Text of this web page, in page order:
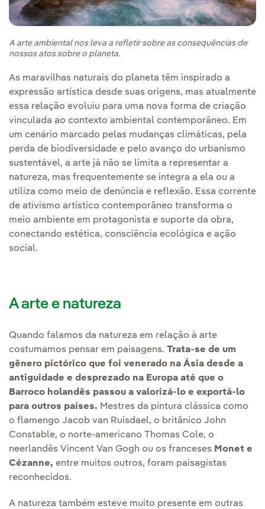
A arte ambiental nos leva a refletir sobre as consequências de
nossos atos sobre o planeta.
As maravilhas naturais do planeta têm inspirado a
expressão artística desde suas origens, mas atualmente
essa relação evoluiu para uma nova forma de criação
vinculada ao contexto ambiental contemporâneo. Em
um cenário marcado pelas mudanças climáticas, pela
perda de biodiversidade e pelo avanço do urbanismo
sustentável, a arte já não se limita a representar a
natureza, mas frequentemente se integra a ela ou a
utiliza como meio de denúncia e reflexão. Essa corrente
de ativismo artístico contemporâneo transforma o
meio ambiente em protagonista e suporte da obra,
conectando estética, consciência ecológica e ação
social.
A arte e natureza
Quando falamos da natureza em relação à arte
costumamos pensar em paisagens. Trata-se de um
gênero pictórico que foi venerado na Ásia desde a
antiguidade e desprezado na Europa até que o
Barroco holandês passou a valorizá-lo e exportá-lo
para outros países. Mestres da pintura clássica como
o flamengo Jacob van Ruisdael, o britânico John
Constable, o norte-americano Thomas Cole, o
neerlandês Vincent Van Gogh ou os franceses Monet e
Cézanne, entre muitos outros, foram paisagistas
reconhecidos.
A natureza também esteve muito presente em outras